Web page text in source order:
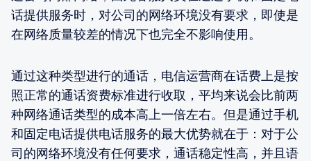
话提供服务时，对公司的网络环境没有要求，即使是
在网络质量较差的情况下也完全不影响使用。
通过这种类型进行的通话，电信运营商在话费上是按
照正常的通话资费标准进行收取，平均来说会比前两
种网络通话类型的成本高上一倍左右。但是通过手机
和固定电话提供电话服务的最大优势就在于：对于公
司的网络环境没有任何要求，通话稳定性高，并且语